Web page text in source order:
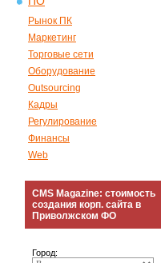
Рынок ПК
Маркетинг
Торговые сети
Оборудование
Outsourcing
Кадры
Регулирование
Финансы
Web
CMS Magazine: стоимость
создания корп. сайта в
Приволжском ФО
Город: